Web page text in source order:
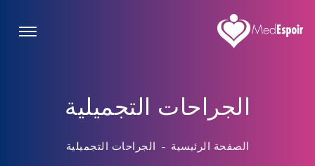
الجراحات التجميلية
الصفحة الرئيسية - الجراحات التجميلية